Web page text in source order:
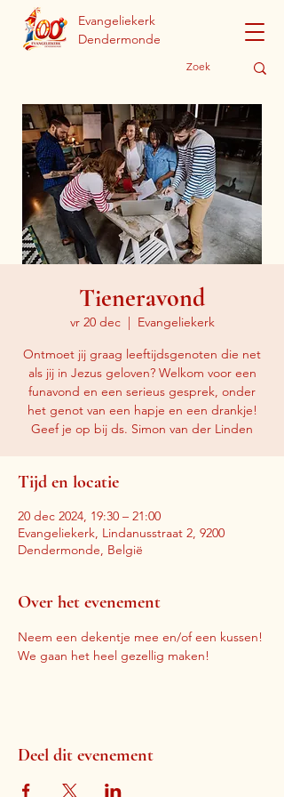
Evangeliekerk
Dendermonde
Tieneravond
vr 20 dec
  |
Evangeliekerk
Ontmoet jij graag leeftijdsgenoten die net
als jij in Jezus geloven? Welkom voor een
funavond en een serieus gesprek, onder
het genot van een hapje en een drankje!
Geef je op bij ds. Simon van der Linden
Tijd en locatie
20 dec 2024, 19:30 – 21:00
Evangeliekerk, Lindanusstraat 2, 9200
Dendermonde, België
Over het evenement
Neem een dekentje mee en/of een kussen!
We gaan het heel gezellig maken!
Deel dit evenement